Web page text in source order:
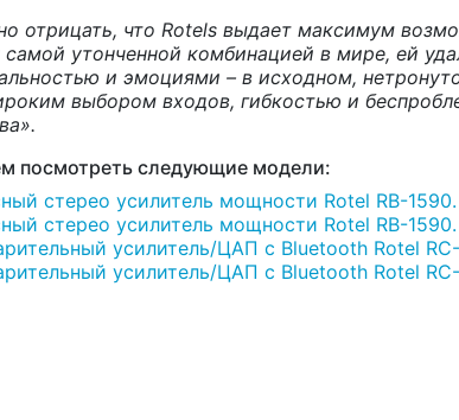
отрицать, что Rotels выдает максимум
самой утонченной комбинацией в мире, ей
и эмоциями – в исходном,
выбором входов, гибкостью и
посмотреть следующие модели:
стерео усилитель мощности Rotel RB-1590.
стерео усилитель мощности Rotel RB-
усилитель/ЦАП с Bluetooth Rotel
усилитель/ЦАП с Bluetooth Rotel